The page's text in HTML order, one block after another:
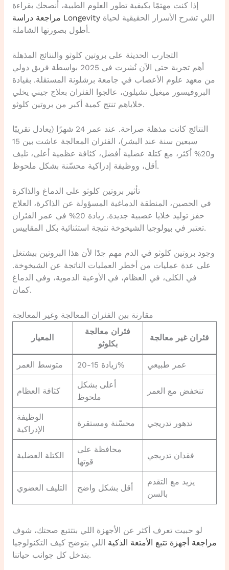
إذا كنت مهتمًا بكيفية تطور العلوم الطبية، أنصحك بقراءة
مراجعة دراسة Longevityاللي تشرح الأسرار الحقيقية لحياة
أطول بصورتها الشاملة.
التجارب الحديثة على بروتين كلوثو والنتائج المذهلة
أهم تجربة حتى الآن نُشرت في 2025 بواسطة فريق دولي
من معهد علوم الأعصاب في جامعة برشلونة المستقلة. بقيادة
البروفيسور ميغيل تشيلون، عالجوا الفئران بعلاج جيني يخلي
خلاياهم تنتج كمية أكبر من بروتين كلوثو.
النتائج كانت مذهلة صراحة. عند عمر 24 شهرًا (يعادل تقريبًا
سبعين سنة عند البشر)، الفئران المعالجة عاشت بين 15
و20% أكثر، مع كتلة عضلية أفضل، كثافة عظمية أعلى، تليف
أقل، ووظيفة إدراكية محسّنة بشكل ملحوظ.
تأثير بروتين كلوثو على الدماغ والذاكرة
في الحصين، المنطقة الدماغية المسؤولة عن الذاكرة، العلاج
حفز توليد خلايا عصبية جديدة. زيادة 20% في عمر الفئران
تعتبر في بيولوجيا الشيخوخة نتيجة استثنائية بكل المقاييس.
وجود بروتين كلوثو في الدم مهم جدًا لأن هذا البروتين بيشتغل
على عدة عمليات من أخطر العمليات الناتجة عن الشيخوخة.
في الكلى، في العظام، في الأوعية الدموية، وفي الدماغ
كمان.
مقارنة بين الفئران المعالجة وغير المعالجة
المعيار
فئران معالجة
بكلوثو
فئران غير معالجة
متوسط العمر زيادة 15-20% عمر طبيعي
كثافة العظام
أعلى بشكل
ملحوظ
تنخفض مع العمر
الوظيفة
الإدراكية
محسّنة ومستقرة تدهور تدريجي
الكتلة العضلية
محافظة على
قوتها
فقدان تدريجي
التليف العضوي أقل بشكل واضح
يزيد مع التقدم
بالسن
لو حبيت تعرف أكثر عن الأجهزة اللي بتتتبع صحتك، شوف
مراجعة أجهزة تتبع الأمتعة الذكية اللي بتوضح كيف التكنولوجيا
بتدخل كل جوانب حياتنا.